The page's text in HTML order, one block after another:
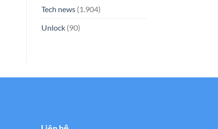
Tech news(1.904)
Unlock(90)